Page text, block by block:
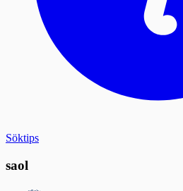
Söktips
saol